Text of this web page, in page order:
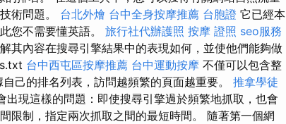
術問題。 台北外燴 台中全身按摩推薦 台胞證 它已經本
您不需要懂英語。 旅行社代辦護照 按摩 證照 seo服務
其內容在搜尋引擎結果中的表現如何，並使他們能夠做
台中西屯區按摩推薦 台中運動按摩 不僅可以包含整
己的排名列表，訪問越頻繁的頁面越重要。 推拿學徒
出現這樣的問題：即使搜尋引擎過於頻繁地抓取，也會
限制，指定兩次抓取之間的最短時間。 隨著第一個網